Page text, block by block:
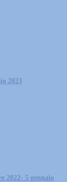
2023
2022- 5 gennaio